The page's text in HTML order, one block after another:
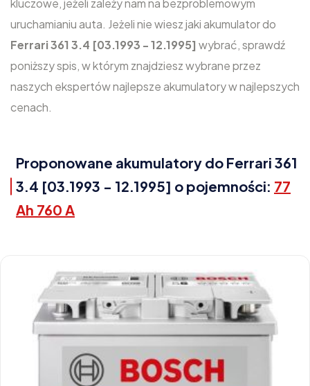
kluczowe, jeżeli zależy nam na bezproblemowym
uruchamianiu auta. Jeżeli nie wiesz jaki akumulator do
Ferrari 361 3.4 [03.1993 - 12.1995] wybrać, sprawdź
poniższy spis, w którym znajdziesz wybrane przez
naszych ekspertów najlepsze akumulatory w najlepszych
cenach.
Proponowane akumulatory do Ferrari 361
3.4 [03.1993 - 12.1995] o pojemności: 77
Ah 760 A